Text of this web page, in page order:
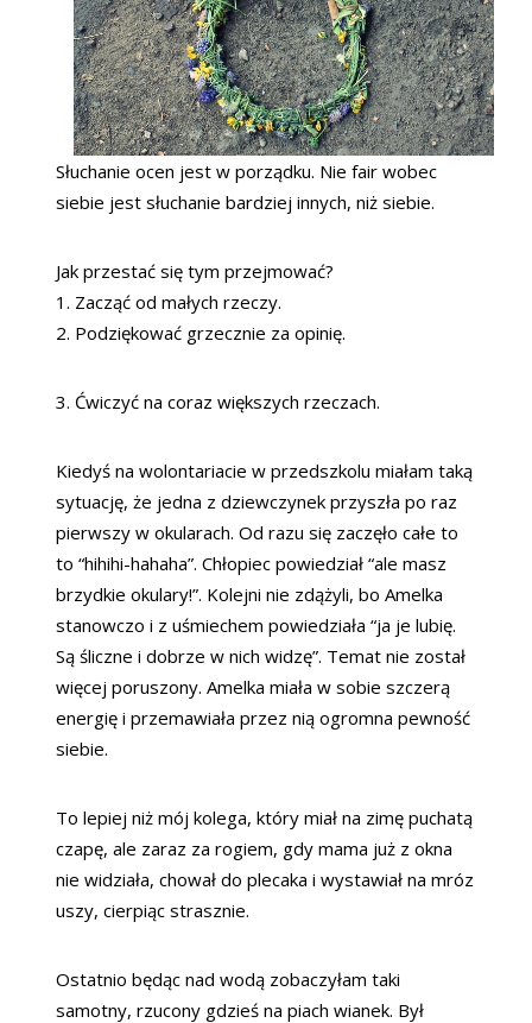
Słuchanie ocen jest w porządku. Nie fair wobec
siebie jest słuchanie bardziej innych, niż siebie.
Jak przestać się tym przejmować?
1. Zacząć od małych rzeczy.
2. Podziękować grzecznie za opinię.
3. Ćwiczyć na coraz większych rzeczach.
Kiedyś na wolontariacie w przedszkolu miałam taką
sytuację, że jedna z dziewczynek przyszła po raz
pierwszy w okularach. Od razu się zaczęło całe to
to “hihihi-hahaha”. Chłopiec powiedział “ale masz
brzydkie okulary!”. Kolejni nie zdążyli, bo Amelka
stanowczo i z uśmiechem powiedziała “ja je lubię.
Są śliczne i dobrze w nich widzę”. Temat nie został
więcej poruszony. Amelka miała w sobie szczerą
energię i przemawiała przez nią ogromna pewność
siebie.
To lepiej niż mój kolega, który miał na zimę puchatą
czapę, ale zaraz za rogiem, gdy mama już z okna
nie widziała, chował do plecaka i wystawiał na mróz
uszy, cierpiąc strasznie.
Ostatnio będąc nad wodą zobaczyłam taki
samotny, rzucony gdzieś na piach wianek. Był